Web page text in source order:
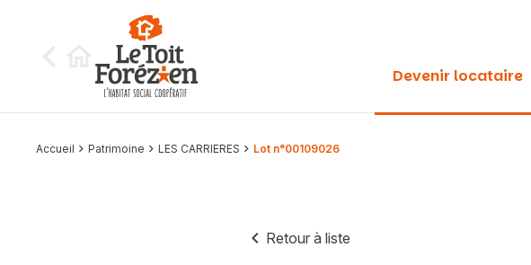
Devenir locataire
Accueil Patrimoine LES CARRIERES Lot n°00109026
Retour à liste